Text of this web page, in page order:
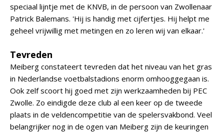
speciaal lijntje met de KNVB, in de persoon van Zwollenaar
Patrick Balemans. 'Hij is handig met cijfertjes. Hij helpt me
geheel vrijwillig met metingen en zo leren wij van elkaar.'
Tevreden
Meiberg constateert tevreden dat het niveau van het gras
in Nederlandse voetbalstadions enorm omhooggegaan is.
Ook zelf scoort hij goed met zijn werkzaamheden bij PEC
Zwolle. Zo eindigde deze club al een keer op de tweede
plaats in de veldencompetitie van de spelersvakbond. Veel
belangrijker nog in de ogen van Meiberg zijn de keuringen